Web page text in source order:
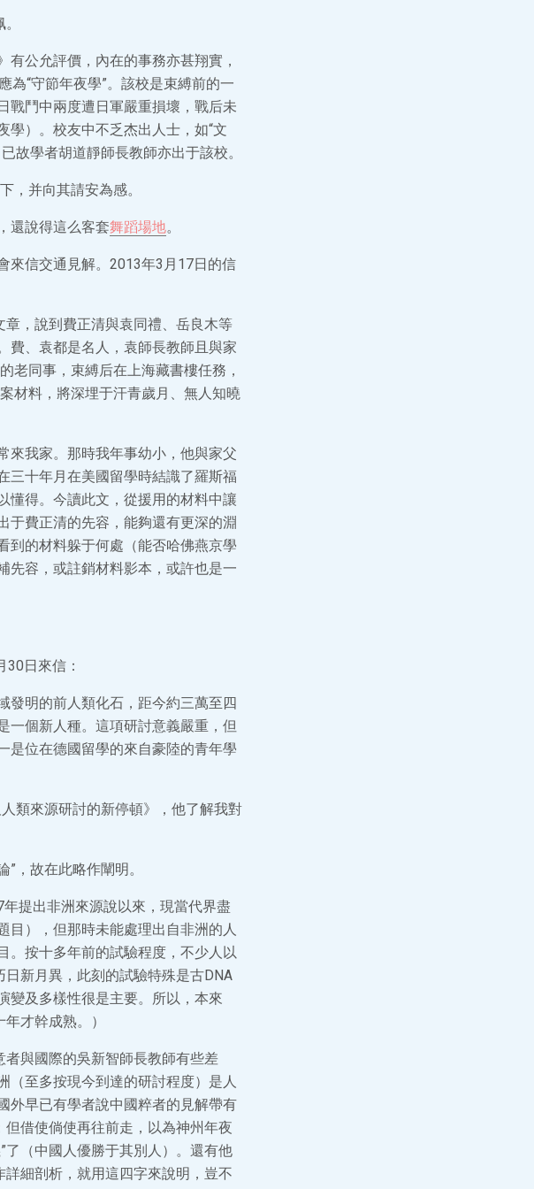
公允評價，內在的事務亦甚翔實，
為“守節年夜學”。該校是束縛前的一
戰鬥中兩度遭日軍嚴重損壞，戰后未
）。校友中不乏杰出人士，如“文
故學者胡道靜師長教師亦出于該校。
，并向其請安為感。
還說得這么客套舞蹈場地。
來信交通見解。2013年3月17日的信
，說到費正清與袁同禮、岳良木等
費、袁都是名人，袁師長教師且與家
老同事，束縛后在上海藏書樓任務，
材料，將深埋于汗青歲月、無人知曉
來我家。那時我年事幼小，他與家父
三十年月在美國留學時結識了羅斯福
懂得。今讀此文，從援用的材料中讓
于費正清的先容，能夠還有更深的淵
到的材料躲于何處（能否哈佛燕京學
先容，或註銷材料影本，或許也是一
日來信：
發明的前人類化石，距今約三萬至四
一個新人種。這項研討意義嚴重，但
是位在德國留學的來自豪陸的青年學
類來源研討的新停頓》，他了解我對
，故在此略作闡明。
提出非洲來源說以來，現當代界盡
目），但那時未能處理出自非洲的人
。按十多年前的試驗程度，不少人以
新月異，此刻的試驗特殊是古DNA
變及多樣性很是主要。所以，本來
才幹成熟。）
者與國際的吳新智師長教師有些差
（至多按現今到達的研討程度）是人
外早已有學者說中國粹者的見解帶有
借使倘使再往前走，以為神州年夜
了（中國人優勝于其別人）。還有他
細剖析，就用這四字來說明，豈不